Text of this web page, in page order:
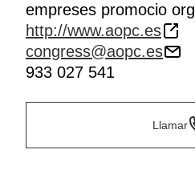
empreses promocio org
http://www.aopc.es
congress@aopc.es
933 027 541
Llamar